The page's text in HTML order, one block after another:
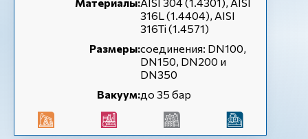
316L (1.4404), AISI
316Ti (1.4571)
Размеры:соединения: DN100,
DN150, DN200 и
DN350
Вакуум:до 35 бар